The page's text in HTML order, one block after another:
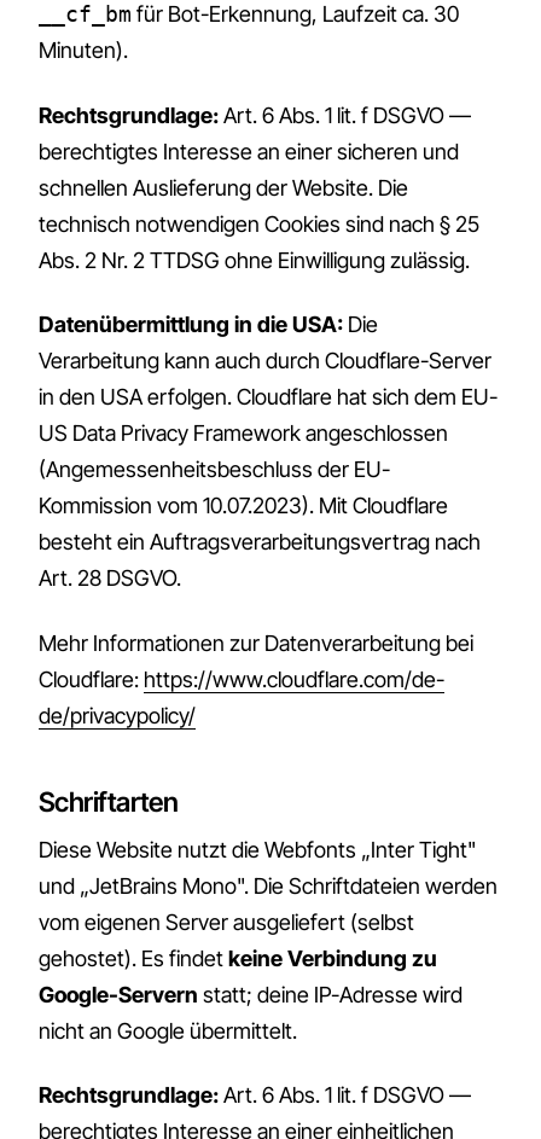
__cf_bm für Bot-Erkennung, Laufzeit ca. 30
Minuten).
Rechtsgrundlage:Art. 6 Abs. 1 lit. f DSGVO —
berechtigtes Interesse an einer sicheren und
schnellen Auslieferung der Website. Die
technisch notwendigen Cookies sind nach § 25
Abs. 2 Nr. 2 TTDSG ohne Einwilligung zulässig.
Datenübermittlung in die USA: Die
Verarbeitung kann auch durch Cloudflare-Server
in den USA erfolgen. Cloudflare hat sich dem EU-
US Data Privacy Framework angeschlossen
(Angemessenheitsbeschluss der EU-
Kommission vom 10.07.2023). Mit Cloudflare
besteht ein Auftragsverarbeitungsvertrag nach
Art. 28 DSGVO.
Mehr Informationen zur Datenverarbeitung bei
Cloudflare: https://www.cloudflare.com/de-
de/privacypolicy/
Schriftarten
Diese Website nutzt die Webfonts „Inter Tight"
und „JetBrains Mono". Die Schriftdateien werden
vom eigenen Server ausgeliefert (selbst
gehostet). Es findetkeine Verbindung zu
Google-Servern statt; deine IP-Adresse wird
nicht an Google übermittelt.
Rechtsgrundlage:Art. 6 Abs. 1 lit. f DSGVO —
berechtigtes Interesse an einer einheitlichen